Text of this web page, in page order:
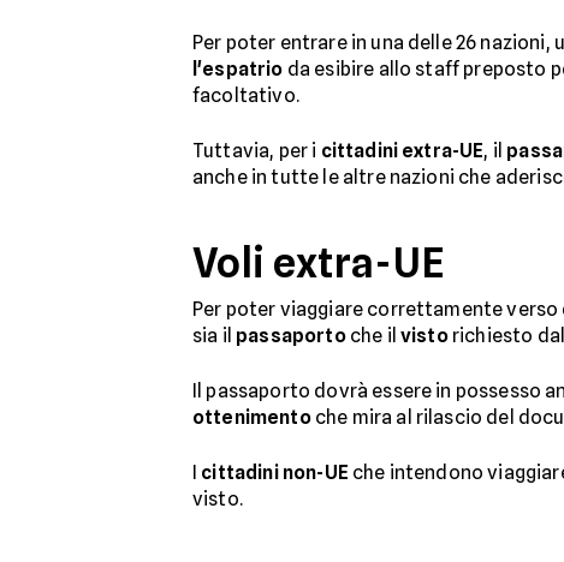
Per poter entrare in una delle 26
l'espatrio da esibire allo staff preposto
facoltativo.
Tuttavia, per i cittadini extra-UE, il
anche in tutte le altre nazioni che
Voli extra-UE
Per poter viaggiare correttamente verso
sia il passaportoche ilvistorichiesto
Il passaporto dovrà essere in possesso
ottenimentoche mira al rilascio del
I cittadini non-UE che intendono
visto.